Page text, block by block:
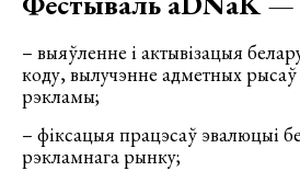
– выяўленне і актывізацыя
коду, вылучэнне адметных
рэкламы;
– фіксацыя працэсаў эвалюцыі
рэкламнага рынку;